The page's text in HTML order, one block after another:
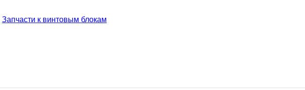
Запчасти к винтовым блокам